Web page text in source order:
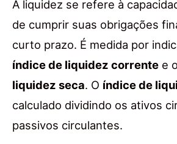
A liquidez se refere à
de cumprir suas obrigações
curto prazo. É medida por
índice de liquidez corrente e o
liquidez seca. O índice de
calculado dividindo os ativos
passivos circulantes.